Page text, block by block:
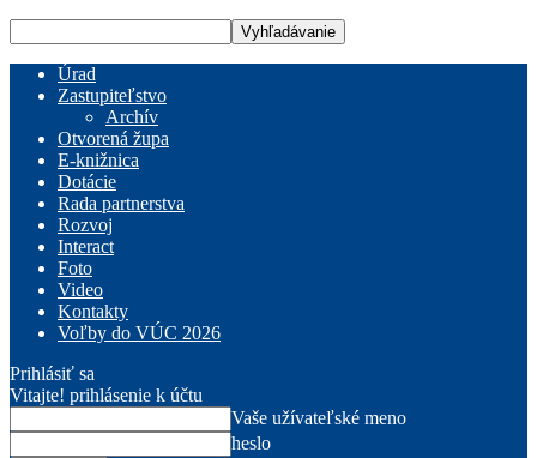
Úrad
Zastupiteľstvo
Archív
Otvorená župa
E-knižnica
Dotácie
Rada partnerstva
Rozvoj
Interact
Foto
Video
Kontakty
Voľby do VÚC 2026
Prihlásiť sa
Vitajte! prihlásenie k účtu
Vaše užívateľské meno
heslo